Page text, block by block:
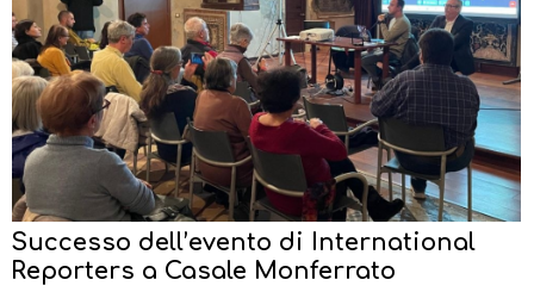
Successo dell’evento di International
Reporters a Casale Monferrato